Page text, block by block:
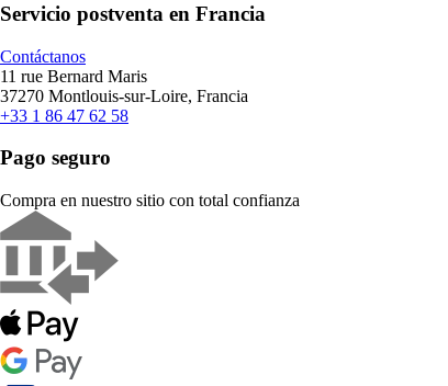
Servicio postventa en Francia
Contáctanos
11 rue Bernard Maris
37270 Montlouis-sur-Loire, Francia
+33 1 86 47 62 58
Pago seguro
Compra en nuestro sitio con total confianza